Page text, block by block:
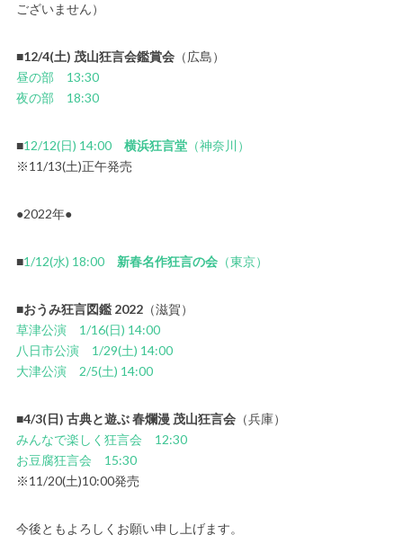
ございません）
■12/4(土) 茂山狂言会鑑賞会（広島）
昼の部 13:30
夜の部 18:30
■12/12(日) 14:00 横浜狂言堂（神奈川）
※11/13(土)正午発売
●2022年●
■1/12(水) 18:00 新春名作狂言の会（東京）
■おうみ狂言図鑑 2022（滋賀）
草津公演 1/16(日) 14:00
八日市公演 1/29(土) 14:00
大津公演 2/5(土) 14:00
■4/3(日) 古典と遊ぶ 春爛漫 茂山狂言会（兵庫）
みんなで楽しく狂言会 12:30
お豆腐狂言会 15:30
※11/20(土)10:00発売
今後ともよろしくお願い申し上げます。